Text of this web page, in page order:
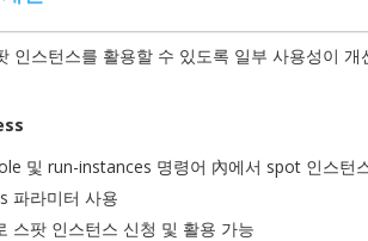
인스턴스를 활용할 수 있도록 일부 사용성이 개
및 run-instances 명령어 內에서 spot 인스턴
파라미터 사용
스팟 인스턴스 신청 및 활용 가능